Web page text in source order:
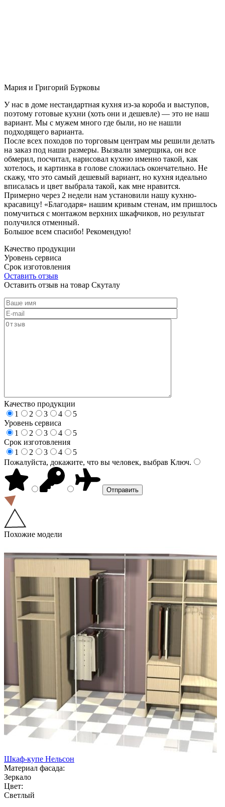
Мария и Григорий Бурковы
У нас в доме нестандартная кухня из-за короба и выступов,
поэтому готовые кухни (хоть они и дешевле) — это не наш
вариант. Мы с мужем много где были, но не нашли
подходящего варианта.
После всех походов по торговым центрам мы решили делать
на заказ под наши размеры. Вызвали замерщика, он все
обмерил, посчитал, нарисовал кухню именно такой, как
хотелось, и картинка в голове сложилась окончательно. Не
скажу, что это самый дешевый вариант, но кухня идеально
вписалась и цвет выбрала такой, как мне нравится.
Примерно через 2 недели нам установили нашу кухню-
красавицу! «Благодаря» нашим кривым стенам, им пришлось
помучиться с монтажом верхних шкафчиков, но результат
получился отменный.
Большое всем спасибо! Рекомендую!
Качество продукции
Уровень сервиса
Срок изготовления
Оставить отзыв
Оставить отзыв на товар Скуталу
Качество продукции
1
2 3 4
5
Уровень сервиса
1
2 3 4
5
Срок изготовления
1
2 3 4
5
Пожалуйста, докажите, что вы человек, выбрав Ключ.
Похожие модели
Шкаф-купе Нельсон
Материал фасада:
Зеркало
Цвет:
Светлый